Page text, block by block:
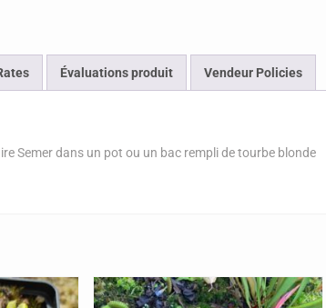
Évaluations produit Vendeur Policies
Semer dans un pot ou un bac rempli de tourbe blonde